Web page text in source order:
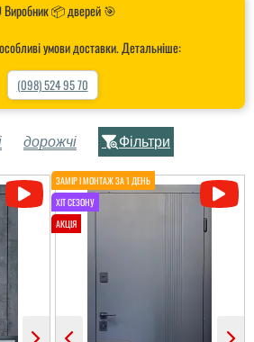
📦 дверей 🎯
умови доставки. Детальніше:
(098) 524 95 70
дорожчі Фільтри